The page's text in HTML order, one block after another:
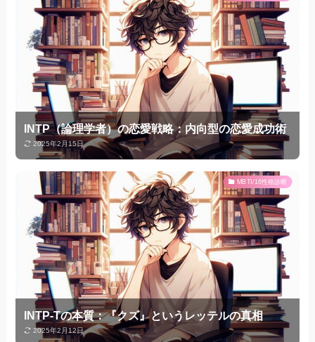
INTP（論理学者）の恋愛戦略：内向型の恋愛成功術
2025年2月15日
MBTI/16性格診断
INTP-Tの本質：『クズ』というレッテルの真相
2025年2月12日